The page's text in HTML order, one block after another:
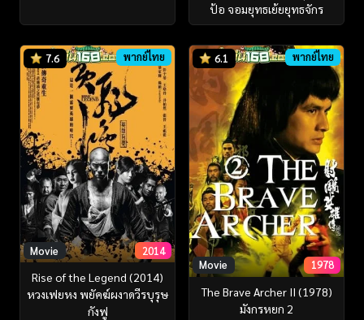
ป้อ จอมยุทธเย้ยยุทธจักร
7.6 พากย์ไทย
Movie 2014
Rise of the Legend (2014)
หวงเฟยหง พยัคฆ์ผงาดวีรบุรุษ
กังฟู
6.1 พากย์ไทย
Movie 1978
The Brave Archer II (1978)
มังกรหยก 2